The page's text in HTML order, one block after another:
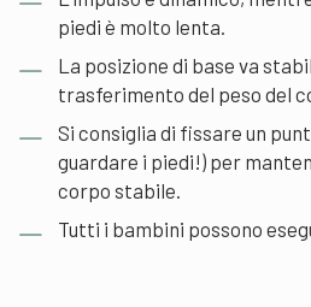
piedi è molto lenta.
La posizione di base va
trasferimento del peso del
Si consiglia di fissare un
guardare i piedi!) per
corpo stabile.
Tutti i bambini possono